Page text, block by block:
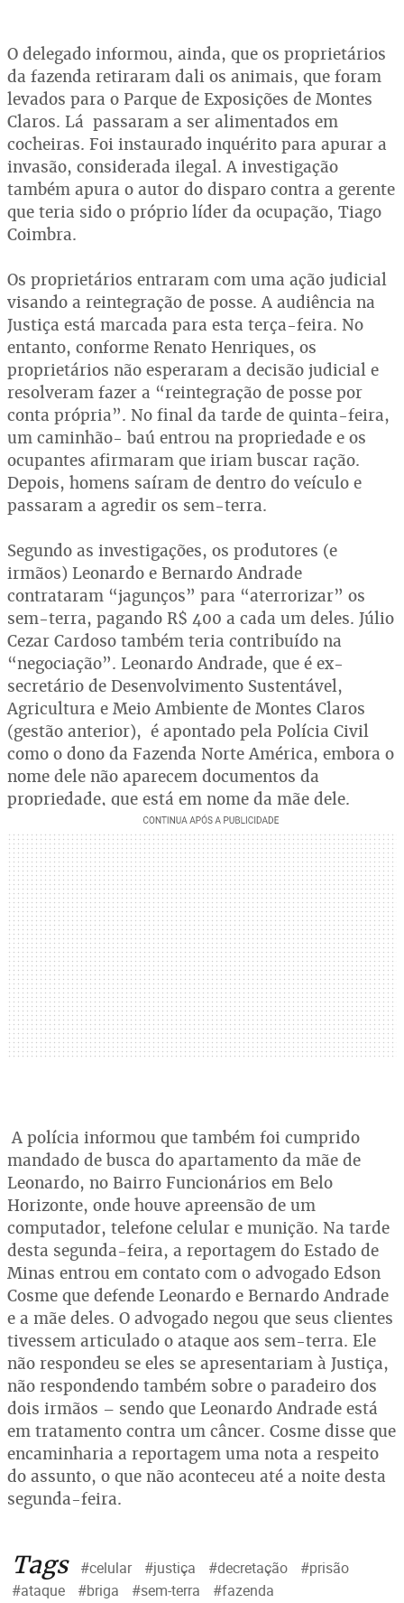
O delegado informou, ainda, que os proprietários
da fazenda retiraram dali os animais, que foram
levados para o Parque de Exposições de Montes
Claros. Lá passaram a ser alimentados em
cocheiras. Foi instaurado inquérito para apurar a
invasão, considerada ilegal. A investigação
também apura o autor do disparo contra a gerente
que teria sido o próprio líder da ocupação, Tiago
Coimbra.
Os proprietários entraram com uma ação judicial
visando a reintegração de posse. A audiência na
Justiça está marcada para esta terça-feira. No
entanto, conforme Renato Henriques, os
proprietários não esperaram a decisão judicial e
resolveram fazer a “reintegração de posse por
conta própria”. No final da tarde de quinta-feira,
um caminhão- baú entrou na propriedade e os
ocupantes afirmaram que iriam buscar ração.
Depois, homens saíram de dentro do veículo e
passaram a agredir os sem-terra.
Segundo as investigações, os produtores (e
irmãos) Leonardo e Bernardo Andrade
contrataram “jagunços” para “aterrorizar” os
sem-terra, pagando R$ 400 a cada um deles. Júlio
Cezar Cardoso também teria contribuído na
“negociação”. Leonardo Andrade, que é ex-
secretário de Desenvolvimento Sustentável,
Agricultura e Meio Ambiente de Montes Claros
(gestão anterior), é apontado pela Polícia Civil
como o dono da Fazenda Norte América, embora o
nome dele não aparecem documentos da
propriedade, que está em nome da mãe dele.
A polícia informou que também foi cumprido
mandado de busca do apartamento da mãe de
Leonardo, no Bairro Funcionários em Belo
Horizonte, onde houve apreensão de um
computador, telefone celular e munição. Na tarde
desta segunda-feira, a reportagem do Estado de
Minas entrou em contato com o advogado Edson
Cosme que defende Leonardo e Bernardo Andrade
e a mãe deles. O advogado negou que seus clientes
tivessem articulado o ataque aos sem-terra. Ele
não respondeu se eles se apresentariam à Justiça,
não respondendo também sobre o paradeiro dos
dois irmãos – sendo que Leonardo Andrade está
em tratamento contra um câncer. Cosme disse que
encaminharia a reportagem uma nota a respeito
do assunto, o que não aconteceu até a noite desta
segunda-feira.
Tags #celular #justiça #decretação
#prisão
#ataque
#briga #sem-terra #fazenda